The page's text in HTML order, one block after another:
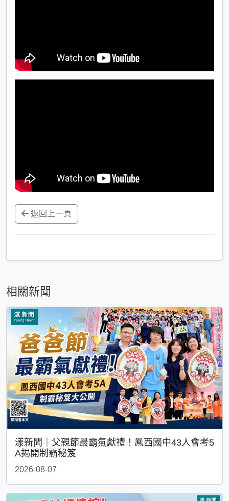
返回上一頁
相關新聞
漾新聞｜父親節最霸氣獻禮！鳳西國中43人會考5
A揭開制霸秘笈
2026-08-07